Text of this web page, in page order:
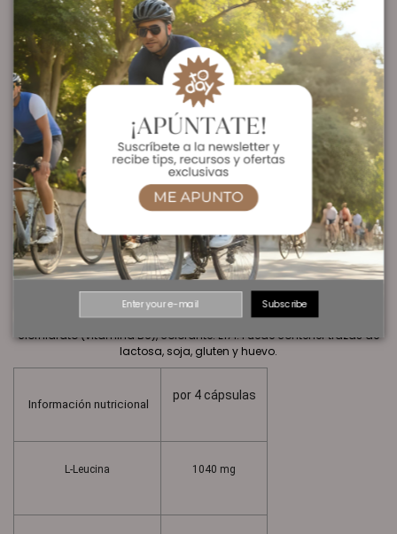
Podemos concluir por tanto que:
• La suplementación con BCAAs antes del entrenamiento permitirá
retrasar la fatiga y obtener un sustrato energético complementario
a los depósitos de glucógeno muscular. Además estimula la
preservación de la masa magra.
• La suplementación con BCAAs después del entrenamiento es
esencial para favorecer los procesos de regeneración muscular y
lograr una óptima recuperación.
La intensidad de tus entrenamientos debe ser compensada con
una correcta alimentación, y los BCAAs de Victory completarán tu
entrenamiento para poder mantener el ritmo día tras día y así
lograr los resultados deseados.
Ver Oferta en Amazon
Ingredientes:
L-Leucina, L-valina, L-isoleucina, gelatina (cápsula),
antiaglomerante: sales magnésicas de ácidos grasos; piridoxina
clorhidrato (vitamina B6), colorante: E171. Puede contener trazas de
lactosa, soja, gluten y huevo.
Información nutricional
por 4 cápsulas
L-Leucina 1040 mg
Subscribe